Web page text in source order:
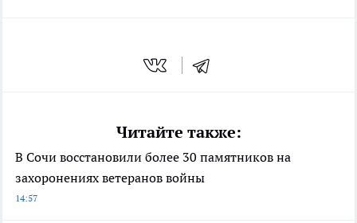
Читайте также:
В Сочи восстановили более 30 памятников на
захоронениях ветеранов войны
14:57